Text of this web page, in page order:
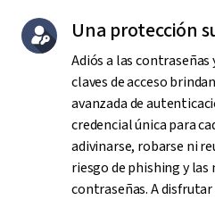
Una protección
Adiós a las
claves de acceso
avanzada de
credencial única para
adivinarse, robarse ni
riesgo de phishing y
contraseñas. A